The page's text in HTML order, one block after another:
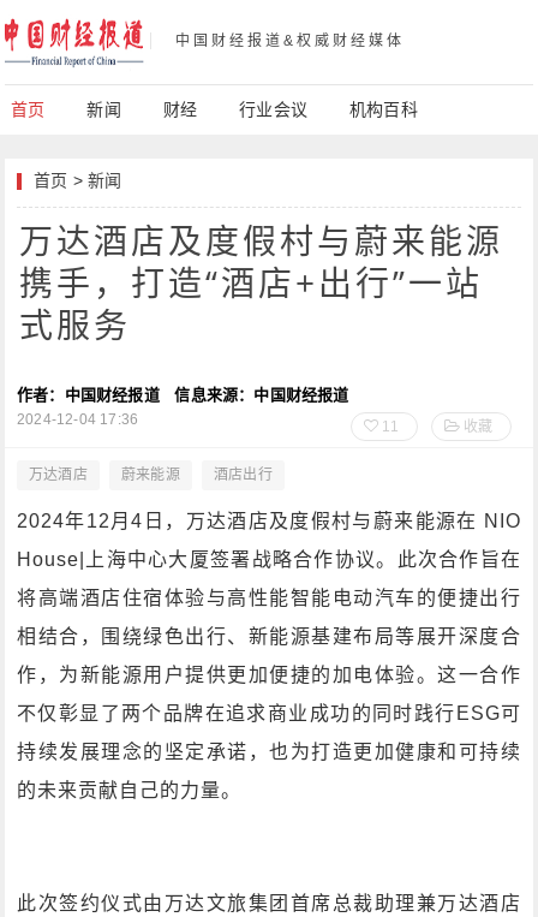
中国财经报道&权威财经媒体
首页 新闻 财经 行业会议 机构百科
首页 >新闻
万达酒店及度假村与蔚来能源
携手，打造“酒店+出行”一站
式服务
作者：中国财经报道 信息来源：中国财经报道
2024-12-04 17:36 11 收藏
万达酒店 蔚来能源 酒店出行
2024年12月4日，万达酒店及度假村与蔚来能源在 NIO
House|上海中心大厦签署战略合作协议。此次合作旨在
将高端酒店住宿体验与高性能智能电动汽车的便捷出行
相结合，围绕绿色出行、新能源基建布局等展开深度合
作，为新能源用户提供更加便捷的加电体验。这一合作
不仅彰显了两个品牌在追求商业成功的同时践行ESG可
持续发展理念的坚定承诺，也为打造更加健康和可持续
的未来贡献自己的力量。
此次签约仪式由万达文旅集团首席总裁助理兼万达酒店